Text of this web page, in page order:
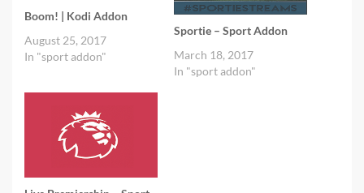
Boom! | Kodi Addon
August 25, 2017
In "sport addon"
Sportie – Sport Addon
March 18, 2017
In "sport addon"